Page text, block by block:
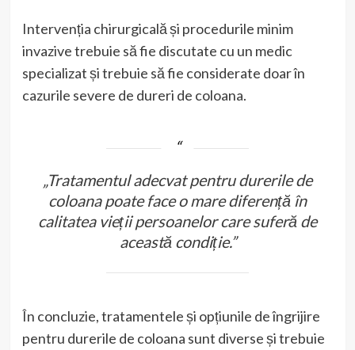
Intervenția chirurgicală și procedurile minim
invazive trebuie să fie discutate cu un medic
specializat și trebuie să fie considerate doar în
cazurile severe de dureri de coloana.
„Tratamentul adecvat pentru durerile de
coloana poate face o mare diferență în
calitatea vieții persoanelor care suferă de
această condiție.”
În concluzie, tratamentele și opțiunile de îngrijire
pentru durerile de coloana sunt diverse și trebuie